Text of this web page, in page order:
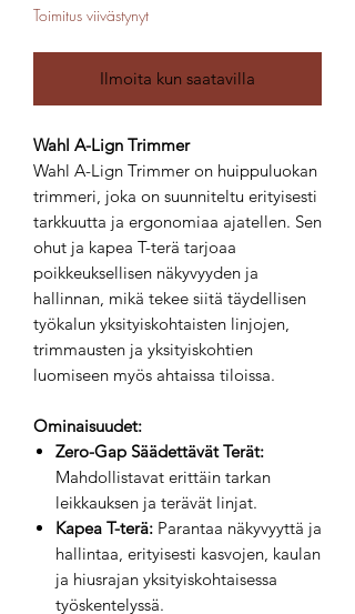
Toimitus viivästynyt
Ilmoita kun saatavilla
Wahl A-Lign Trimmer
Wahl A-Lign Trimmer on huippuluokan
trimmeri, joka on suunniteltu erityisesti
tarkkuutta ja ergonomiaa ajatellen. Sen
ohut ja kapea T-terä tarjoaa
poikkeuksellisen näkyvyyden ja
hallinnan, mikä tekee siitä täydellisen
työkalun yksityiskohtaisten linjojen,
trimmausten ja yksityiskohtien
luomiseen myös ahtaissa tiloissa.
Ominaisuudet:
Zero-Gap Säädettävät Terät:
Mahdollistavat erittäin tarkan
leikkauksen ja terävät linjat.
Kapea T-terä: Parantaa näkyvyyttä ja
hallintaa, erityisesti kasvojen, kaulan
ja hiusrajan yksityiskohtaisessa
työskentelyssä.